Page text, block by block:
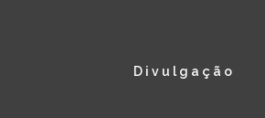
Divulgação